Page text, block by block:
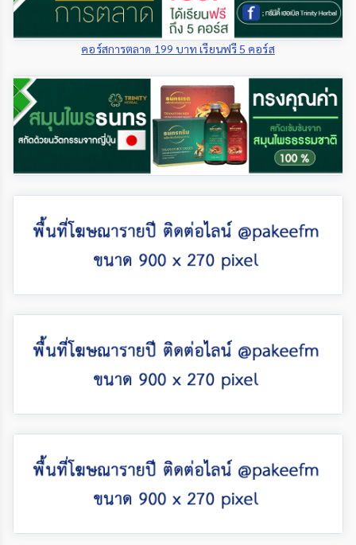
คอร์สการตลาด 199 บาท เรียนฟรี 5 คอร์ส